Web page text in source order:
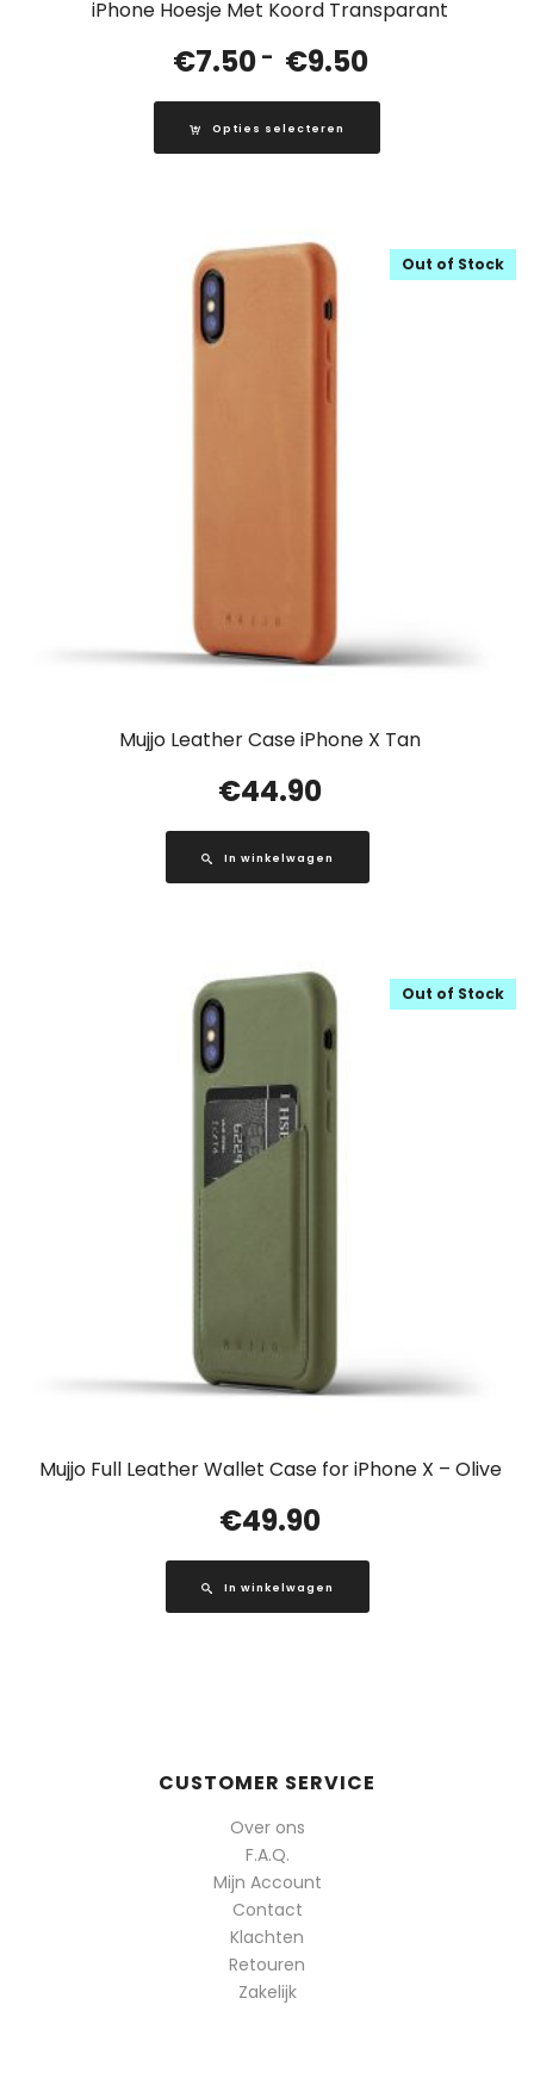
iPhone Hoesje Met Koord Transparant
€7.50 - €9.50Prijsklasse:
€9.50
Opties selecteren
Mujjo Leather Case iPhone X Tan
Out of Stock
€44.90
In winkelwagen
Mujjo Full Leather Wallet Case for iPhone X – Olive
Out of Stock
€49.90
In winkelwagen
CUSTOMER SERVICE
Over ons
F.A.Q.
Mijn Account
Contact
Klachten
Retouren
Zakelijk